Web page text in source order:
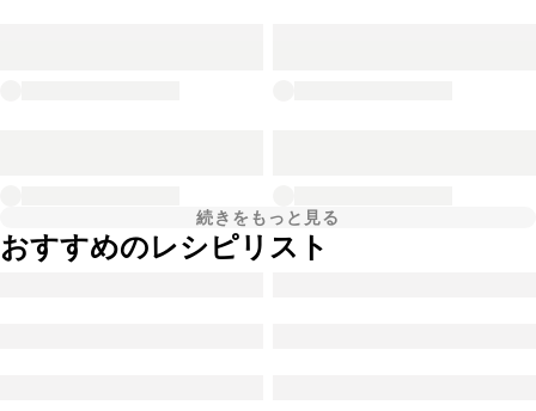
続きをもっと見る
おすすめのレシピリスト